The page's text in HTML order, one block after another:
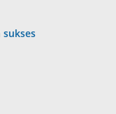
sukses